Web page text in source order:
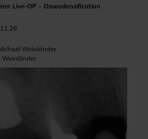
Live-OP - Osseodensification
Weinländer
Weinländer